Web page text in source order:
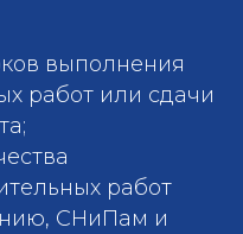
выполнения
работ или сдачи
работ
СНиПам и